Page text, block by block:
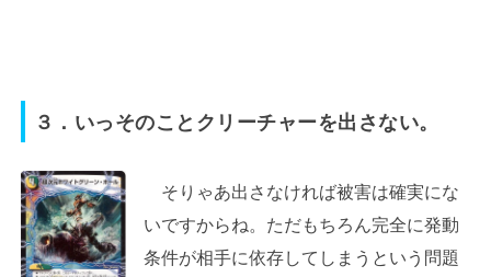
３．いっそのことクリーチャーを出さない。
そりゃあ出さなければ被害は確実にな
いですからね。ただもちろん完全に発動
条件が相手に依存してしまうという問題